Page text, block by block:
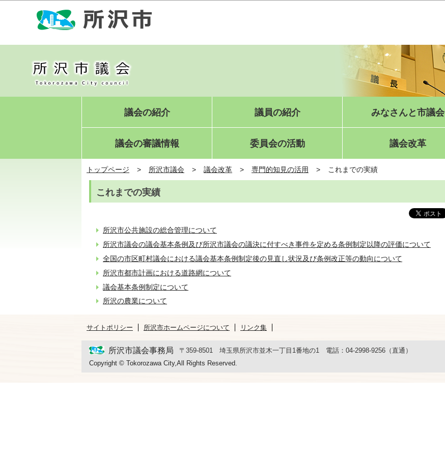
議会の紹介 議員の紹介 みなさんと市議会
議会の審議情報 委員会の活動 議会改革
トップページ 所沢市議会 議会改革 専門的知見の活用 これまでの実績
これまでの実績
所沢市公共施設の総合管理について
所沢市議会の議会基本条例及び所沢市議会の議決に付すべき事件を定める条例制定以降の評価について
全国の市区町村議会における議会基本条例制定後の見直し状況及び条例改正等の動向について
所沢市都市計画における道路網について
議会基本条例制定について
所沢の農業について
サイトポリシー 所沢市ホームページについて リンク集
所沢市議会事務局
〒359-8501 埼玉県所沢市並木一丁目1番地の1 電話：04-2998-9256（直通）
Copyright © Tokorozawa City,All Rights Reserved.